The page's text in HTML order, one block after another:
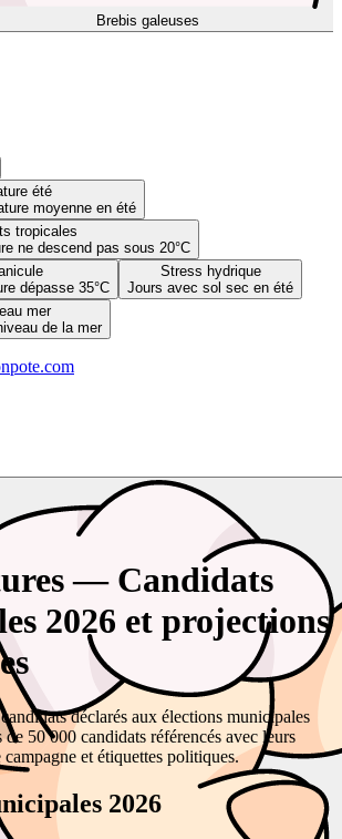
Brebis galeuses
été
moyenne en été
tropicales
ne descend pas sous 20°C
dépasse 35°C
Stress hydrique
Jours avec sol sec en été
mer
de la mer
— Candidats
2026 et projections
déclarés aux élections municipales
50 000 candidats référencés avec leurs
campagne et étiquettes politiques.
2026